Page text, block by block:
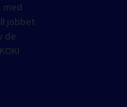
med
jobbet
de